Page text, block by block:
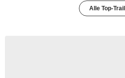
Alle Top-